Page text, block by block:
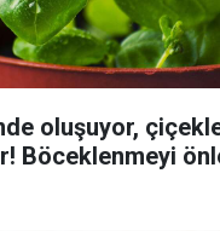
oluşuyor,
Böceklenmeyi